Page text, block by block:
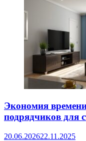
Экономия
подрядчиков для
20.06.202622.11.2025